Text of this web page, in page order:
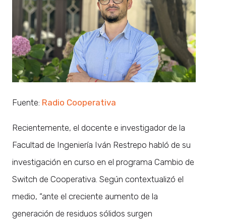
Fuente: Radio Cooperativa
Recientemente, el docente e investigador de la
Facultad de Ingeniería Iván Restrepo habló de su
investigación en curso en el programa Cambio de
Switch de Cooperativa. Según contextualizó el
medio, “ante el creciente aumento de la
generación de residuos sólidos surgen